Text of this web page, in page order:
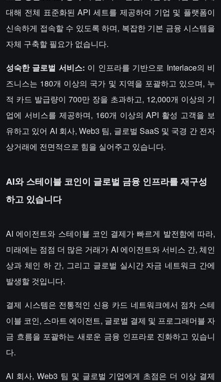
대해 전체 표준화된 API 세트를 제공하여 기업 및 플랫폼이
신속하게 접속할 수 있도록 하며, 복잡한 기본 금융 시스템을
자체 구축할 필요가 없습니다.
성숙한 글로벌 서비스: 이 인프라를 기반으로 Interlace의 비
즈니스는 180개 이상의 국가 및 지역을 포괄하고 있으며, 누
적 카드 발급량이 700만 장을 초과하고, 12,000개 이상의 기
업에 서비스를 제공하며, 160개 이상의 API 활성 고객을 보
유하고 있어 AI 회사, Web3 팀, 글로벌 SaaS 및 국경 간 전자
상거래에 전면적으로 힘을 실어주고 있습니다.
AI와 스테이블 코인이 글로벌 금융 인프라를 재구성
하고 있습니다
AI 에이전트와 스테이블 코인 결제가 빠르게 발전함에 따라,
미래에는 점점 더 많은 거래가 AI 에이전트와 서비스 간, 체인
상과 체인 하 간, 그리고 글로벌 실시간 자금 네트워크 간에
발생할 것입니다.
결제 시스템은 전통적인 신용 카드 네트워크에서 점차 스테
이블 코인, 스마트 에이전트, 글로벌 결제 및 프로그래머블 자
금 흐름을 포괄하는 새로운 금융 인프라로 진화하고 있습니
다.
AI 회사, Web3 팀 및 글로벌 기업에게 초점은 더 이상 결제